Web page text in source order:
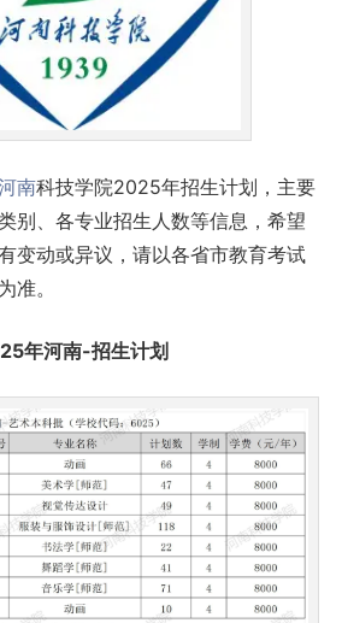
南科技学院2025年招生计划，主要
别、各专业招生人数等信息，希望
变动或异议，请以各省市教育考试
准。
年河南-招生计划